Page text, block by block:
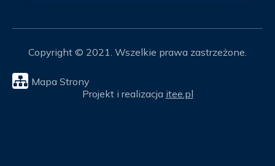
Copyright © 2021. Wszelkie prawa zastrzeżone.
Mapa Strony
Projekt i realizacja itee.pl